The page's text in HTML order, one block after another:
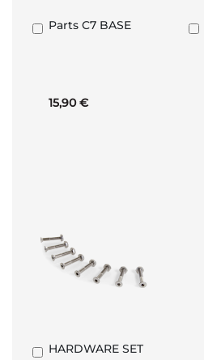
Parts C7 BASE
15,90 €
Ajouter
HARDWARE SET
Ajouter